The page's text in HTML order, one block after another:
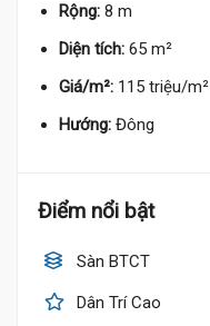
Rộng: 8 m
Diện tích: 65 m²
Giá/m²: 115 triệu/m²
Hướng: Đông
Điểm nổi bật
Sàn BTCT
Dân Trí Cao